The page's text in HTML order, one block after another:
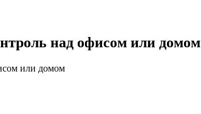
над офисом или домом
или домом